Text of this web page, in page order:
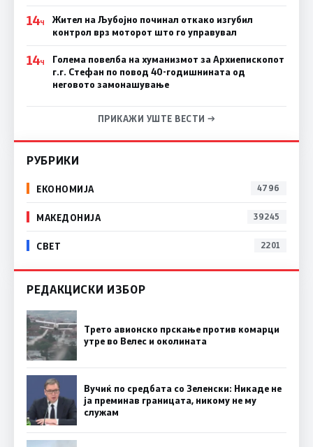
14Ч
Жител на Љубојно починал откако изгубил
контрол врз моторот што го управувал
14Ч
Голема повелба на хуманизмот за Архиепископот
г.г. Стефан по повод 40-годишнината од
неговото замонашување
ПРИКАЖИ УШТЕ ВЕСТИ →
РУБРИКИ
ЕКОНОМИЈА 4796
МАКЕДОНИЈА 39245
СВЕТ 2201
РЕДАКЦИСКИ ИЗБОР
Трето авионско прскање против комарци
утре во Велес и околината
Вучиќ по средбата со Зеленски: Никаде не
ја преминав границата, никому не му
служам